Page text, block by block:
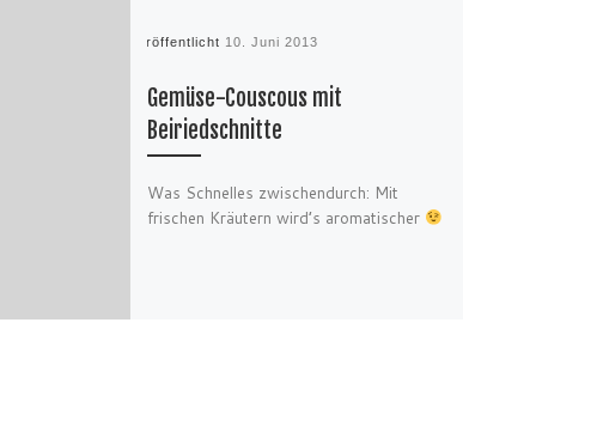
Gemüse-Couscous mit
Beiriedschnitte
Was Schnelles zwischendurch: Mit
frischen Kräutern wird’s aromatischer